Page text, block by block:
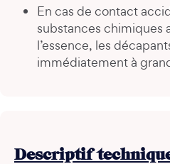
En cas de contact
substances chimiques
l’essence, les
immédiatement à
Descriptif